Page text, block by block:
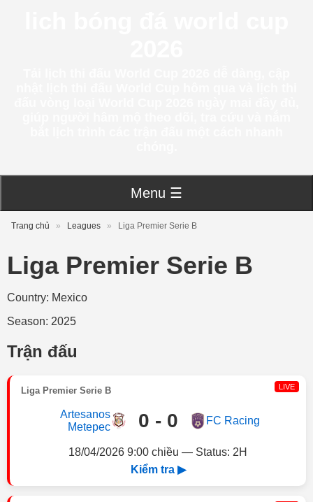
Menu ☰
Trang chủ » Leagues » Liga Premier Serie B
Liga Premier Serie B
Country: Mexico
Season: 2025
Trận đấu
Liga Premier Serie B LIVE
Artesanos
Metepec
0 - 0 FC Racing
18/04/2026 9:00 chiều — Status: 2H
Kiểm tra ▶